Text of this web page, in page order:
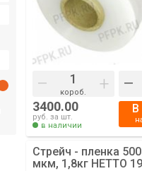
– короб. + –
3400.00
руб. за шт.
в наличии
В
Стрейч - пленка
мкм, 1,8кг НЕТТО